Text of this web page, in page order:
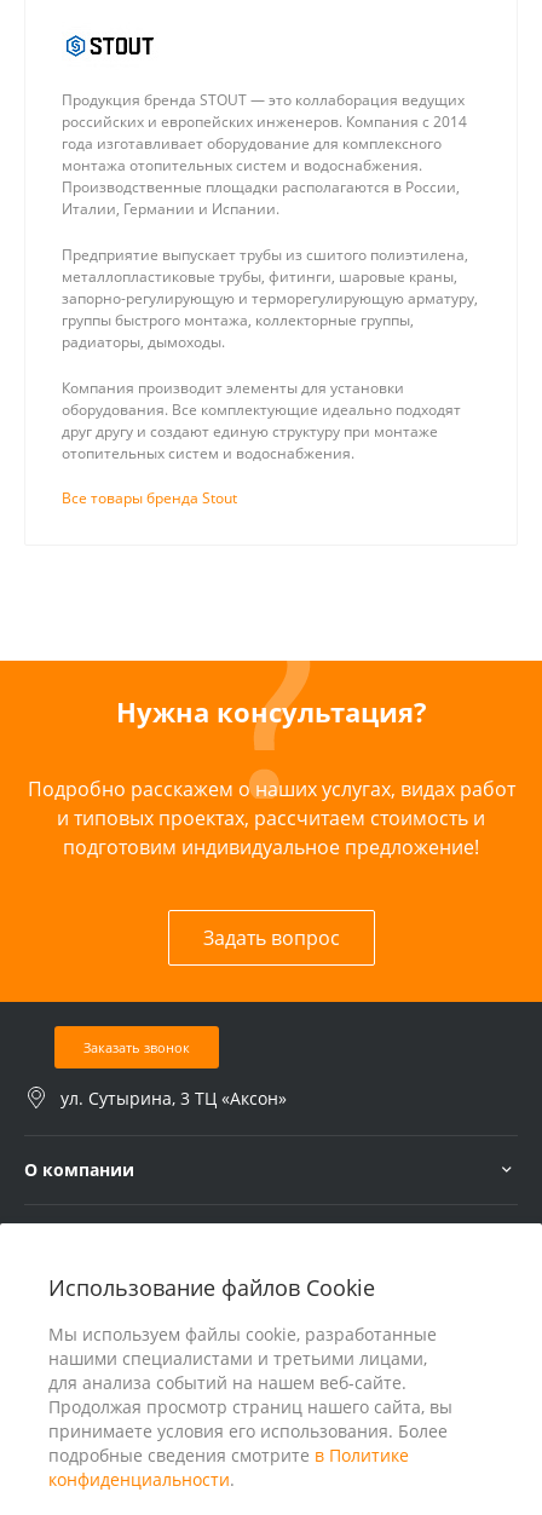
Использование файлов Cookie
Мы используем файлы cookie, разработанные
нашими специалистами и третьими лицами,
для анализа событий на нашем веб-сайте.
Продолжая просмотр страниц нашего сайта, вы
принимаете условия его использования. Более
подробные сведения смотрите в Политике
конфиденциальности.
Продукция бренда STOUT — это коллаборация ведущих
российских и европейских инженеров. Компания с 2014
года изготавливает оборудование для комплексного
монтажа отопительных систем и водоснабжения.
Производственные площадки располагаются в России,
Италии, Германии и Испании.
Предприятие выпускает трубы из сшитого полиэтилена,
металлопластиковые трубы, фитинги, шаровые краны,
запорно-регулирующую и терморегулирующую арматуру,
группы быстрого монтажа, коллекторные группы,
радиаторы, дымоходы.
Компания производит элементы для установки
оборудования. Все комплектующие идеально подходят
друг другу и создают единую структуру при монтаже
отопительных систем и водоснабжения.
Все товары бренда Stout
Нужна консультация?
Подробно расскажем о наших услугах, видах работ
и типовых проектах, рассчитаем стоимость и
подготовим индивидуальное предложение!
Задать вопрос
Заказать звонок
ул. Сутырина, 3 ТЦ «Аксон»
О компании